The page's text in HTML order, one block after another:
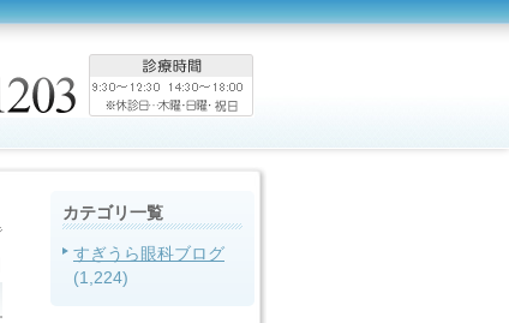
カテゴリ一覧
すぎうら眼科ブログ
(1,224)